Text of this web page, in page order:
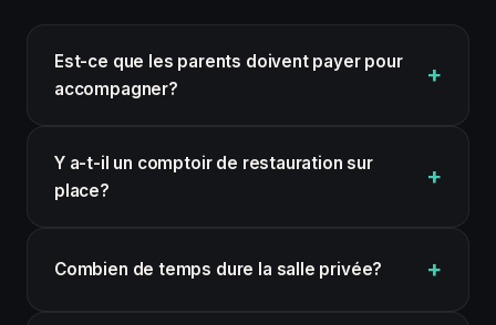
Est-ce que les parents doivent payer pour
accompagner?
Y a-t-il un comptoir de restauration sur
place?
Combien de temps dure la salle privée?